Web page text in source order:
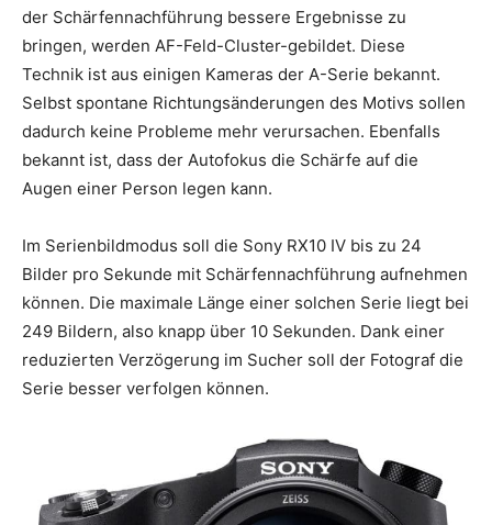
der Schärfennachführung bessere Ergebnisse zu
bringen, werden AF-Feld-Cluster-gebildet. Diese
Technik ist aus einigen Kameras der A-Serie bekannt.
Selbst spontane Richtungsänderungen des Motivs sollen
dadurch keine Probleme mehr verursachen. Ebenfalls
bekannt ist, dass der Autofokus die Schärfe auf die
Augen einer Person legen kann.
Im Serienbildmodus soll die Sony RX10 IV bis zu 24
Bilder pro Sekunde mit Schärfennachführung aufnehmen
können. Die maximale Länge einer solchen Serie liegt bei
249 Bildern, also knapp über 10 Sekunden. Dank einer
reduzierten Verzögerung im Sucher soll der Fotograf die
Serie besser verfolgen können.